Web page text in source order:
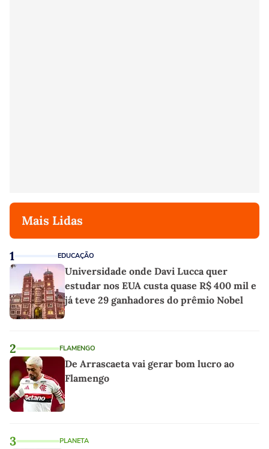
Mais Lidas
1 EDUCAÇÃO
Universidade onde Davi Lucca quer
estudar nos EUA custa quase R$ 400 mil e
já teve 29 ganhadores do prêmio Nobel
2 FLAMENGO
De Arrascaeta vai gerar bom lucro ao
Flamengo
3 PLANETA